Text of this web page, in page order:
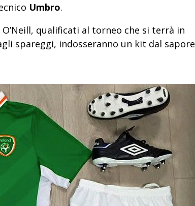
Umbro.
qualificati al torneo che si terrà in
spareggi, indosseranno un kit dal sapore